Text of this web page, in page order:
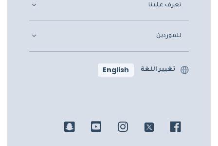
تعرف علينا
للموردين
تغيير اللغة English